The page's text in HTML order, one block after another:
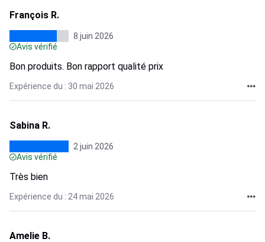
François R.
8 juin 2026
Avis vérifié
Bon produits. Bon rapport qualité prix
Expérience du : 30 mai 2026
Sabina R.
2 juin 2026
Avis vérifié
Très bien
Expérience du : 24 mai 2026
Amelie B.